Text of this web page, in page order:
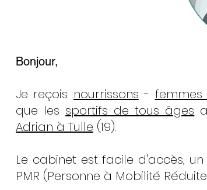
Bonjour,
Je reçois nourrissons - femmes
que les sportifs de tous âges
Adrian à Tulle (19).
Le cabinet est facile d'accès,
PMR (Personne à Mobilité